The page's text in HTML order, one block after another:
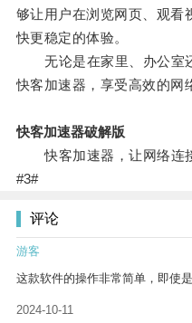
够让用户在浏览网页、观看
快更稳定的体验。
无论是在家里、办公室
快客加速器，享受高效的网
快客加速器破解版
快客加速器，让网络连接
#3#
评论
游客
这款软件的操作非常简单，即使
2024-10-11